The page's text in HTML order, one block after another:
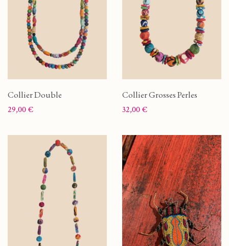
Collier Double
Prix
29,00 €
Collier Grosses Perles
Prix
32,00 €